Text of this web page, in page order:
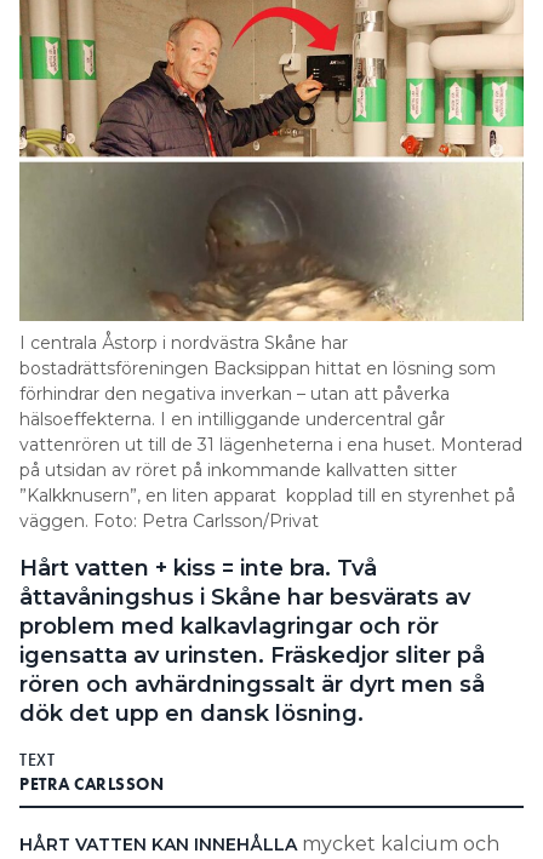
I centrala Åstorp i nordvästra Skåne har
bostadrättsföreningen Backsippan hittat en lösning som
förhindrar den negativa inverkan – utan att påverka
hälsoeffekterna. I en intilliggande undercentral går
vattenrören ut till de 31 lägenheterna i ena huset. Monterad
på utsidan av röret på inkommande kallvatten sitter
”Kalkknusern”, en liten apparat ­ kopplad till en styrenhet på
väggen. Foto: Petra Carlsson/Privat
Hårt vatten + kiss = inte bra. Två
åttavåningshus i Skåne har besvärats av
problem med kalkavlagringar och rör
igensatta av urinsten. Fräskedjor sliter på
rören och avhärdningssalt är dyrt men så
dök det upp en dansk lösning.
TEXT
PETRA CARLSSON
HÅRT VATTEN KAN INNEHÅLLA mycket kalcium och